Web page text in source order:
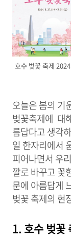
호수 벚꽃 축제
오늘은 봄의 기
벚꽃축제에 대
름답다고 생각
일 한자리에서
피어나면서 우
깔로 바꾸고 꽃
문에 아름답게
벚꽃 축제의 현
1. 호수 벚꽃